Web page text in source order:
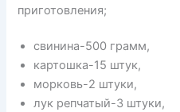
приготовления;
свинина-500 грамм,
картошка-15 штук,
морковь-2 штуки,
лук репчатый-3 штуки,